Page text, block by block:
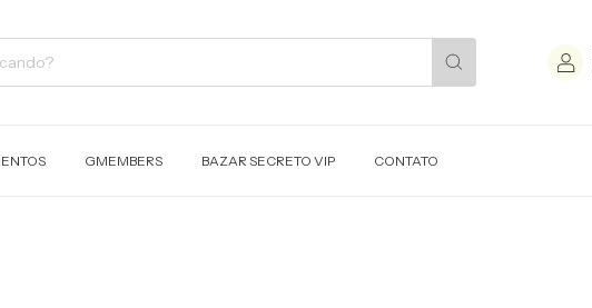
GMEMBERS BAZAR SECRETO VIP CONTATO